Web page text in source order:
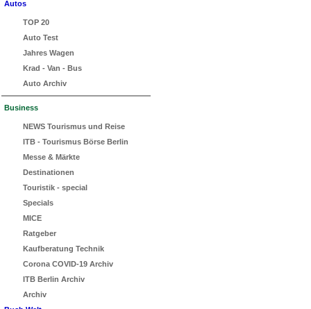
Autos
TOP 20
Auto Test
Jahres Wagen
Krad - Van - Bus
Auto Archiv
Business
NEWS Tourismus und Reise
ITB - Tourismus Börse Berlin
Messe & Märkte
Destinationen
Touristik - special
Specials
MICE
Ratgeber
Kaufberatung Technik
Corona COVID-19 Archiv
ITB Berlin Archiv
Archiv